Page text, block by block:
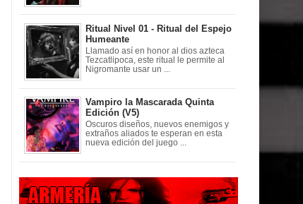
Ritual Nivel 01 - Ritual del Espejo
Humeante
Llamado así en honor al dios azteca
Tezcatlipoca, este ritual le permite al
Nigromante usar un ...
Vampiro la Mascarada Quinta
Edición (V5)
Oscuros diseños, nuevos enemigos y
extraños aliados te esperan en esta
nueva edición del juego ...